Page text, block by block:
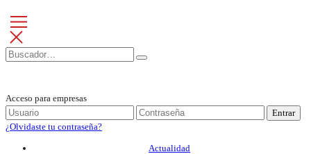
Acceso para empresas
Entrar
¿Olvidaste tu contraseña?
Actualidad